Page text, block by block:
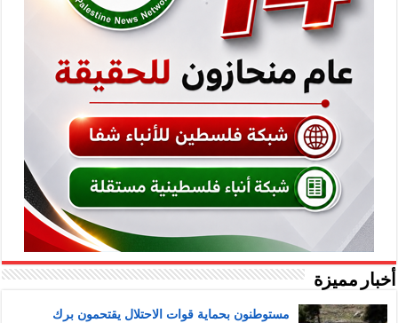
أخبار مميزة
مستوطنون بحماية قوات الاحتلال يقتحمون برك